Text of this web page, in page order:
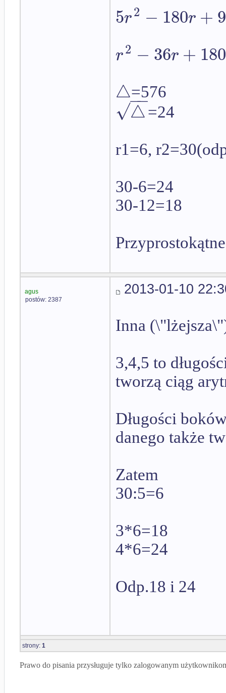
5r2 − 180r +
r2 − 36r + 180
△=576
△
−−
√ =24
r1=6,
30-6=24
30-12=18
agus
postów: 2387
2013-01-10
Inna
3,4,5 to
tworzą ciąg
Długości
danego także
Zatem
30:5=6
3*6=18
4*6=24
Odp.18 i 24
strony: 1
Prawo do pisania przysługuje tylko zalogowanym